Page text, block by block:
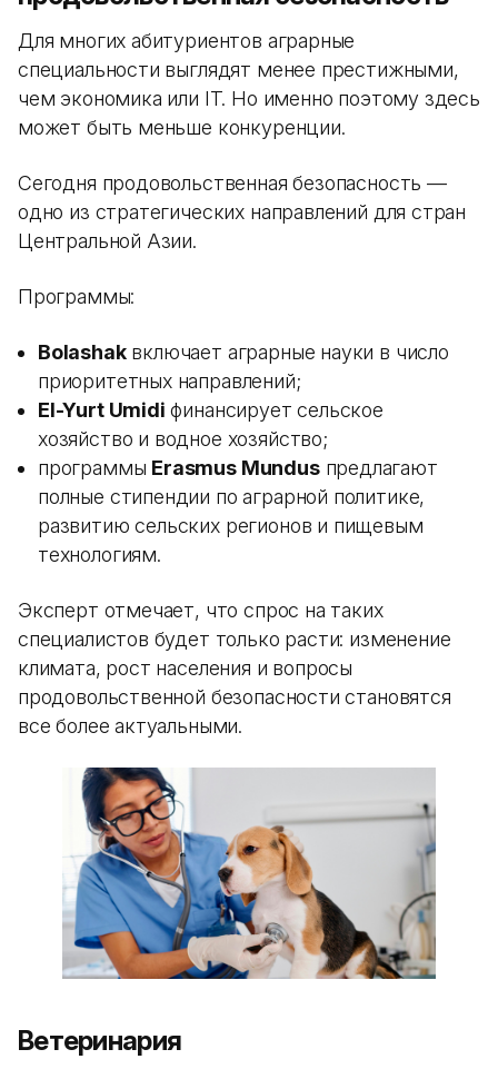
Для многих абитуриентов аграрные
специальности выглядят менее престижными,
чем экономика или IT. Но именно поэтому здесь
может быть меньше конкуренции.
Сегодня продовольственная безопасность —
одно из стратегических направлений для стран
Центральной Азии.
Программы:
Bolashakвключает аграрные науки в число
приоритетных направлений;
El-Yurt Umidi финансирует сельское
хозяйство и водное хозяйство;
программы Erasmus Mundusпредлагают
полные стипендии по аграрной политике,
развитию сельских регионов и пищевым
технологиям.
Эксперт отмечает, что спрос на таких
специалистов будет только расти: изменение
климата, рост населения и вопросы
продовольственной безопасности становятся
все более актуальными.
Ветеринария